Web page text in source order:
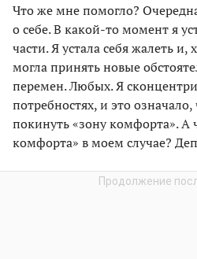
Что же мне помогло?
о себе. В какой-то момент я
части. Я устала себя жалеть
могла принять новые
перемен. Любых. Я
потребностях, и это
покинуть «зону комфорта». А
комфорта» в моем случае?